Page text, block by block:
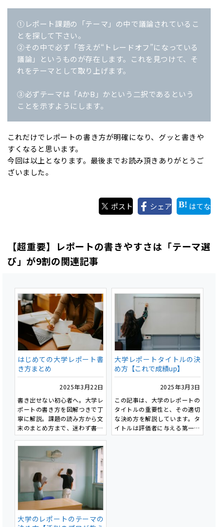
①レポート課題の「テーマ」の中で議論されているこ
とを探して下さい。
②その中で必ず「答えが“トレードオフ”になっている
議論」というものが存在します。これを見つけて、そ
れをテーマとして取り上げます。
③必ずテーマは「AかB」かという二択であるという
ことを示すようにします。
これだけでレポートの書き方が明確になり、グッと書きや
すくなると思います。
今回は以上となります。最後までお読み頂きありがとうご
ざいました。
ポスト シェア はてな
【超重要】レポートの書きやすさは「テーマ選
び」が9割の関連記事
はじめての大学レポート書
き方まとめ
2025年3月22日
書き出せない初心者へ。大学レ
ポートの書き方を図解つきで丁
寧に解説。課題の読み方から文
末のまとめ方まで、迷わず書け
る入門記事です。
大学レポートタイトルの決
め方【これで成績up】
2025年3月3日
この記事は、大学のレポートの
タイトルの重要性と、その適切
な決め方を解説しています。タ
イトルは評価者に与える第一印
象を決定し、適切なものを設定
大学のレポートのテーマの